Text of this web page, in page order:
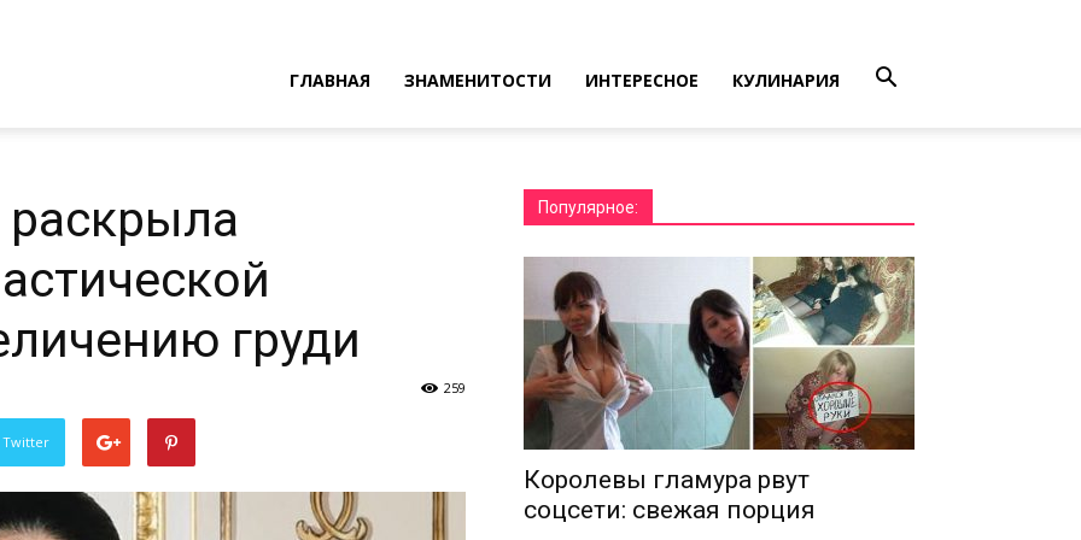
ГЛАВНАЯ ЗНАМЕНИТОСТИ ИНТЕРЕСНОЕ КУЛИНАРИЯ
груди
259
Twitter
Популярное:
Королевы гламура рвут
соцсети: свежая порция